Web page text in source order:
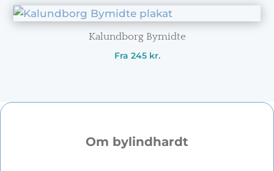
Kalundborg Bymidte
Fra 245 kr.
Om bylindhardt